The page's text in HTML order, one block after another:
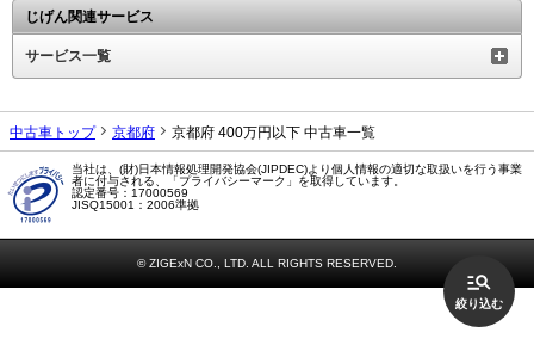
絞り込む
じげん関連サービス
サービス一覧
中古車トップ 京都府 京都府 400万円以下 中古車一覧
当社は、(財)日本情報処理開発協会(JIPDEC)より個人情報の適切な取扱いを行う事業
者に付与される、「プライバシーマーク」を取得しています。
認定番号：17000569
JISQ15001：2006準拠
© ZIGExN CO., LTD. ALL RIGHTS RESERVED.